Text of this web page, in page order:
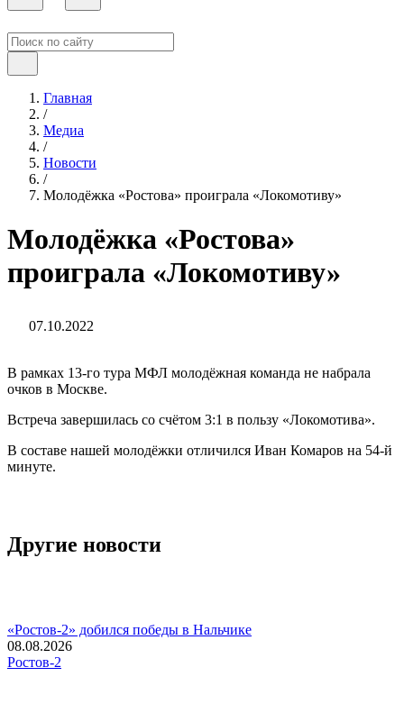
Главная
/
Медиа
/
Новости
/
Молодёжка «Ростова» проиграла «Локомотиву»
Молодёжка «Ростова»
проиграла «Локомотиву»
07.10.2022
В рамках 13‑го тура МФЛ молодёжная команда не набрала
очков в Москве.
Встреча завершилась со счётом 3:1 в пользу «Локомотива».
В составе нашей молодёжки отличился Иван Комаров на 54-й
минуте.
Другие новости
«Ростов-2» добился победы в Нальчике
08.08.2026
Ростов-2